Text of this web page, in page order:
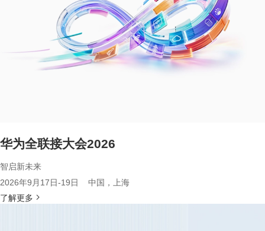
华为全联接大会2026
智启新未来
2026年9月17日-19日 中国，上海
了解更多